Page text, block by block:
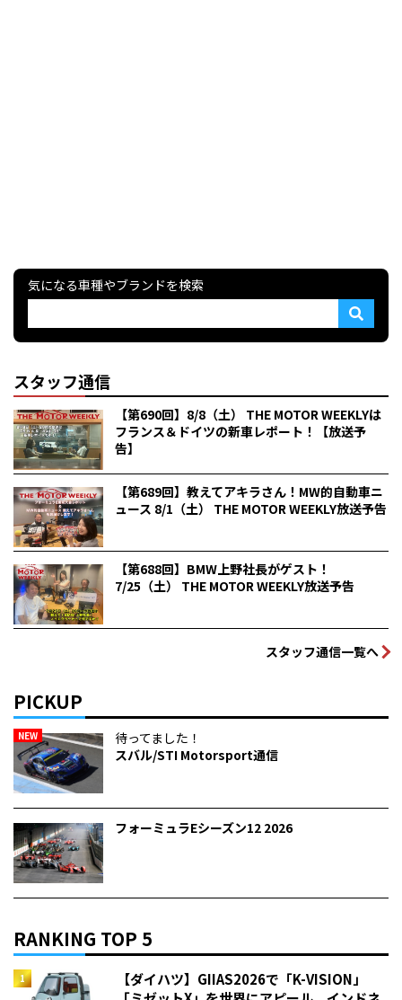
気になる車種やブランドを検索
スタッフ通信
【第690回】8/8（土） THE MOTOR WEEKLYは
フランス＆ドイツの新車レポート！【放送予
告】
【第689回】教えてアキラさん！MW的自動車ニ
ュース 8/1（土） THE MOTOR WEEKLY放送予告
【第688回】BMW上野社長がゲスト！
7/25（土） THE MOTOR WEEKLY放送予告
スタッフ通信一覧へ
PICKUP
NEW
待ってました！
スバル/STI Motorsport通信
フォーミュラEシーズン12 2026
RANKING TOP 5
【ダイハツ】GIIAS2026で「K-VISION」